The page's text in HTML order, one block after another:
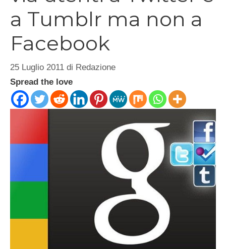
a Tumblr ma non a
Facebook
25 Luglio 2011 di Redazione
Spread the love